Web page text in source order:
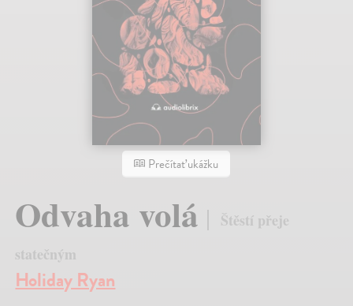
Prečítať ukážku
Odvaha volá
Štěstí přeje
statečným
Holiday Ryan